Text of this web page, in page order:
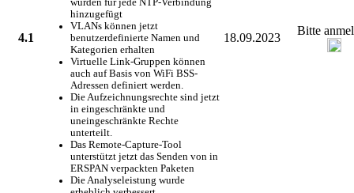
4.1
wurden für jede NTP-Verbindung
hinzugefügt
VLANs können jetzt
benutzerdefinierte Namen und
Kategorien erhalten
Virtuelle Link-Gruppen können
auch auf Basis von WiFi BSS-
Adressen definiert werden.
Die Aufzeichnungsrechte sind jetzt
in eingeschränkte und
uneingeschränkte Rechte
unterteilt.
Das Remote-Capture-Tool
unterstützt jetzt das Senden von in
ERSPAN verpackten Paketen
Die Analyseleistung wurde
18.09.2023
Bitte